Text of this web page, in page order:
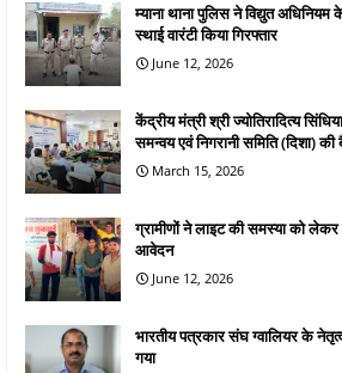
म्याना थाना पुलिस ने विद्युत
स्थाई वारंटी किया गिरफ्तार
June 12, 2026
केंद्रीय मंत्री श्री ज्योतिरादित्य
समन्वय एवं निगरानी समिति (दिशा)
March 15, 2026
ग्रामीणों ने लाइट की समस्या को लेकर
आवेदन
June 12, 2026
भारतीय पत्रकार संघ ग्वालियर के नेतृत्व
गया